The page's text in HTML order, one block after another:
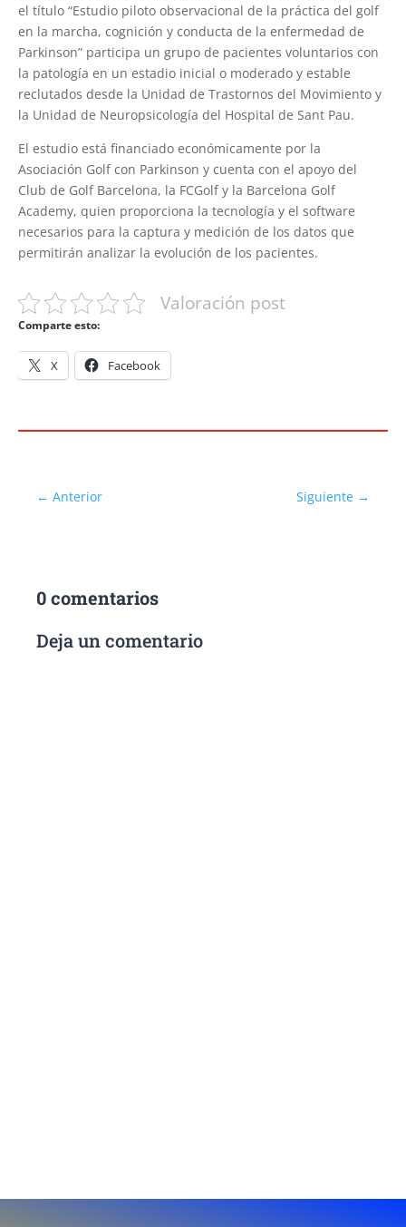
el título “Estudio piloto observacional de la práctica del golf
en la marcha, cognición y conducta de la enfermedad de
Parkinson” participa un grupo de pacientes voluntarios con
la patología en un estadio inicial o moderado y estable
reclutados desde la Unidad de Trastornos del Movimiento y
la Unidad de Neuropsicología del Hospital de Sant Pau.
El estudio está financiado económicamente por la
Asociación Golf con Parkinson y cuenta con el apoyo del
Club de Golf Barcelona, la FCGolf y la Barcelona Golf
Academy, quien proporciona la tecnología y el software
necesarios para la captura y medición de los datos que
permitirán analizar la evolución de los pacientes.
Valoración post
Comparte esto:
X Facebook
←Anterior Siguiente→
0 comentarios
Deja un comentario